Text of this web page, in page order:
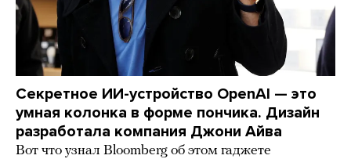
Секретное ИИ-устройство OpenAI — это
умная колонка в форме пончика. Дизайн
разработала компания Джони Айва
Вот что узнал Bloomberg об этом гаджете